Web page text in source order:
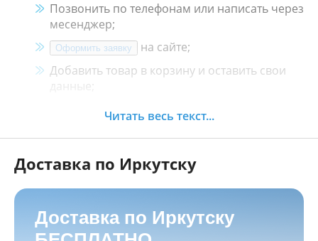
Позвонить по телефонам или написать через
месенджер;
Оформить заявку
на сайте;
Добавить товар в корзину и оставить свои
данные;
Менеджер свяжется с Вами в течение 30
Как оплатить:
Наличными, пластиковой картой, кредитной
картой и картой ХАЛВА в кассе нашего
магазина по адресуг. Иркутск, ул. Баррикад
Читать весь текст...
Доставка по Иркутску
Доставка по Иркутску